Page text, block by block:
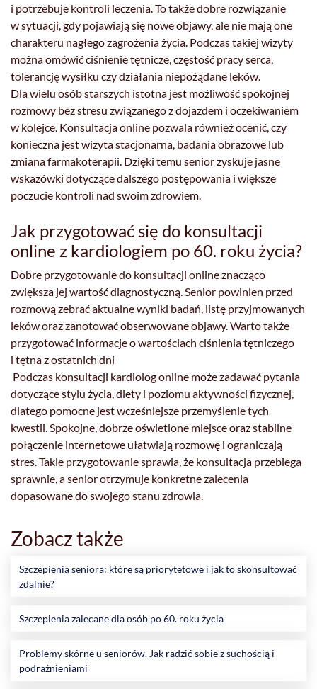
i potrzebuje kontroli leczenia. To także dobre rozwiązanie
w sytuacji, gdy pojawiają się nowe objawy, ale nie mają one
charakteru nagłego zagrożenia życia. Podczas takiej wizyty
można omówić ciśnienie tętnicze, częstość pracy serca,
tolerancję wysiłku czy działania niepożądane leków.
Dla wielu osób starszych istotna jest możliwość spokojnej
rozmowy bez stresu związanego z dojazdem i oczekiwaniem
w kolejce. Konsultacja online pozwala również ocenić, czy
konieczna jest wizyta stacjonarna, badania obrazowe lub
zmiana farmakoterapii. Dzięki temu senior zyskuje jasne
wskazówki dotyczące dalszego postępowania i większe
poczucie kontroli nad swoim zdrowiem.
Jak przygotować się do konsultacji
online z kardiologiem po 60. roku życia?
Dobre przygotowanie do konsultacji online znacząco
zwiększa jej wartość diagnostyczną. Senior powinien przed
rozmową zebrać aktualne wyniki badań, listę przyjmowanych
leków oraz zanotować obserwowane objawy. Warto także
przygotować informacje o wartościach ciśnienia tętniczego
i tętna z ostatnich dni
Podczas konsultacji kardiolog online może zadawać pytania
dotyczące stylu życia, diety i poziomu aktywności fizycznej,
dlatego pomocne jest wcześniejsze przemyślenie tych
kwestii. Spokojne, dobrze oświetlone miejsce oraz stabilne
połączenie internetowe ułatwiają rozmowę i ograniczają
stres. Takie przygotowanie sprawia, że konsultacja przebiega
sprawnie, a senior otrzymuje konkretne zalecenia
dopasowane do swojego stanu zdrowia.
Zobacz także
Szczepienia seniora: które są priorytetowe i jak to skonsultować
zdalnie?
Szczepienia zalecane dla osób po 60. roku życia
Problemy skórne u seniorów. Jak radzić sobie z suchością i
podrażnieniami